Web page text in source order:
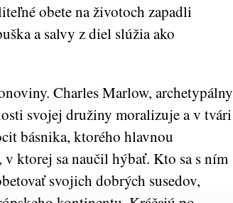
obete na životoch zapadli
a salvy z diel slúžia ako
Charles Marlow, archetypálny
svojej družiny moralizuje a v tvári
básnika, ktorého hlavnou
ktorej sa naučil hýbať. Kto sa s ním
svojich dobrých susedov,